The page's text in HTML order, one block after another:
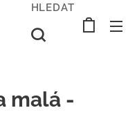
HLEDAT
malá -